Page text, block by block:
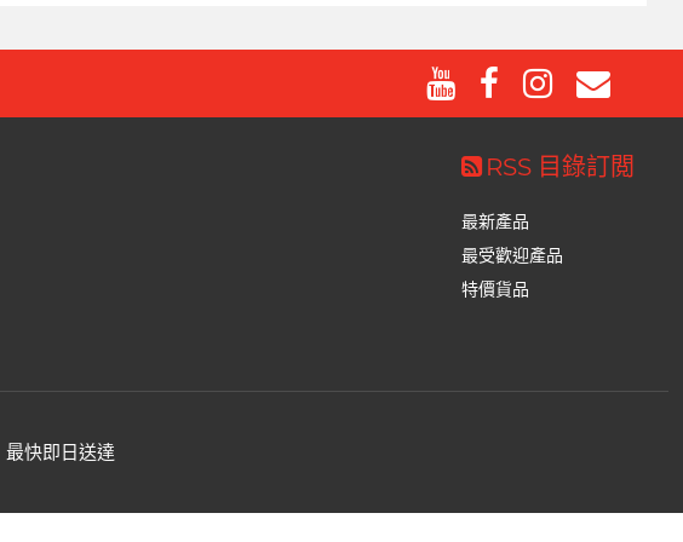
RSS 目錄訂閲
最新產品
最受歡迎產品
特價貨品
最快即日送達